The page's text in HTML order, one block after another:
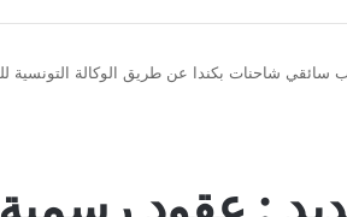
سائقي شاحنات بكندا عن طريق الوكالة التونسية